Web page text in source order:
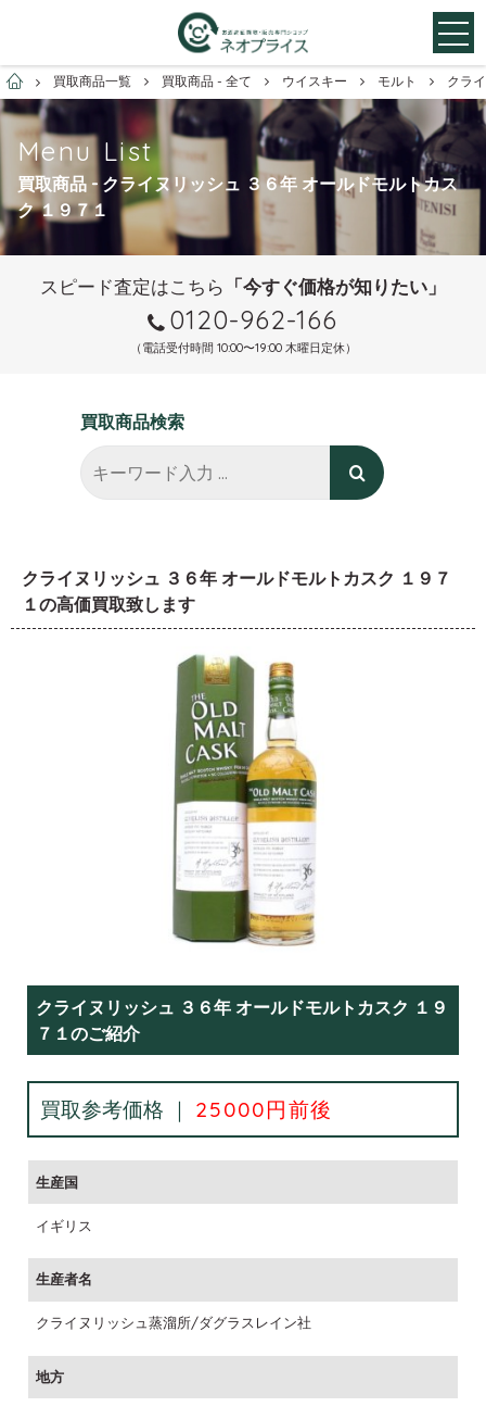
お酒買取専門店ネオプライス
買取商品一覧 買取商品 - 全て ウイスキー モルト クラ
Menu List
買取商品 - クライヌリッシュ ３６年 オールドモルトカス
ク １９７１
スピード査定はこちら 「今すぐ価格が知りたい」
0120-962-166
（電話受付時間 10:00〜19:00 木曜日定休）
買取商品検索
クライヌリッシュ ３６年 オールドモルトカスク １９７
１の高価買取致します
クライヌリッシュ ３６年 オールドモルトカスク １９
７１のご紹介
買取参考価格 ｜ 25000円前後
生産国
イギリス
生産者名
クライヌリッシュ蒸溜所/ダグラスレイン社
地方